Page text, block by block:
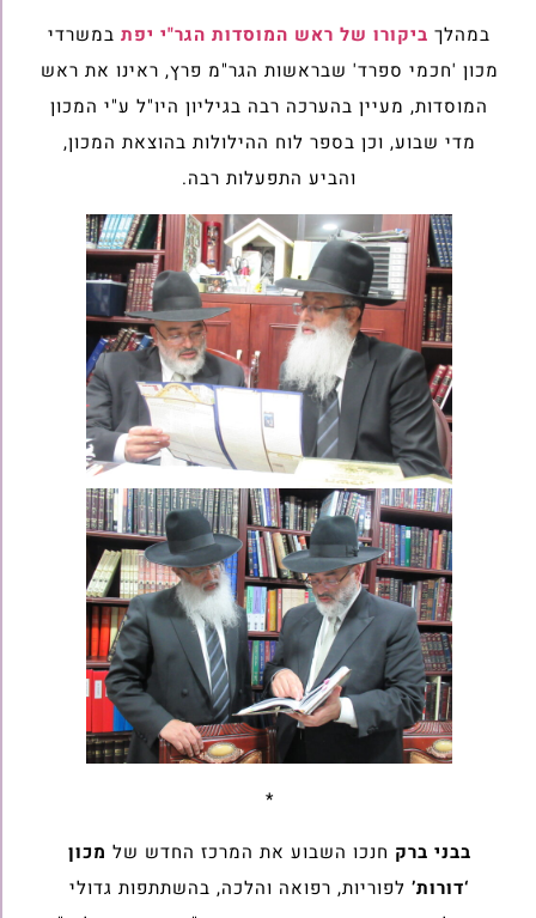
במהלך ביקורו של ראש המוסדות הגר"י יפת במשרדי
מכון 'חכמי ספרד' שבראשות הגר"מ פרץ, ראינו את ראש
המוסדות, מעיין בהערכה רבה בגיליון היו"ל ע"י המכון
מדי שבוע, וכן בספר לוח ההילולות בהוצאת המכון,
והביע התפעלות רבה.
*
בבני ברק חנכו השבוע את המרכז החדש של מכון
‘דורות’ לפוריות, רפואה והלכה, בהשתתפות גדולי